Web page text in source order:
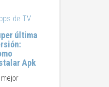
de TV
última
Apk
mejor